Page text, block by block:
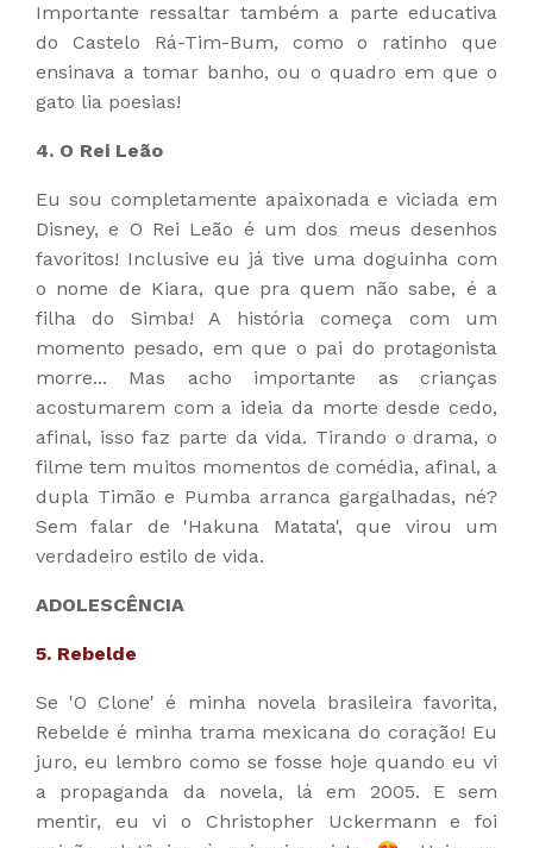
Importante ressaltar também a parte educativa
do Castelo Rá-Tim-Bum, como o ratinho que
ensinava a tomar banho, ou o quadro em que o
gato lia poesias!
4. O Rei Leão
Eu sou completamente apaixonada e viciada em
Disney, e O Rei Leão é um dos meus desenhos
favoritos! Inclusive eu já tive uma doguinha com
o nome de Kiara, que pra quem não sabe, é a
filha do Simba! A história começa com um
momento pesado, em que o pai do protagonista
morre... Mas acho importante as crianças
acostumarem com a ideia da morte desde cedo,
afinal, isso faz parte da vida. Tirando o drama, o
filme tem muitos momentos de comédia, afinal, a
dupla Timão e Pumba arranca gargalhadas, né?
Sem falar de 'Hakuna Matata', que virou um
verdadeiro estilo de vida.
ADOLESCÊNCIA
5. Rebelde
Se 'O Clone' é minha novela brasileira favorita,
Rebelde é minha trama mexicana do coração! Eu
juro, eu lembro como se fosse hoje quando eu vi
a propaganda da novela, lá em 2005. E sem
mentir, eu vi o Christopher Uckermann e foi